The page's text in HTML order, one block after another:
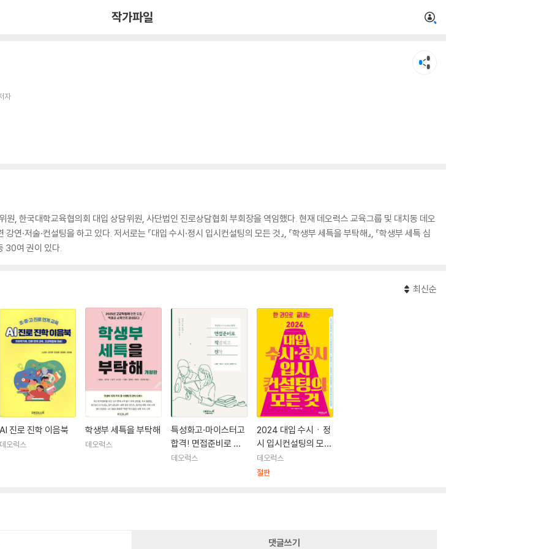
작가파일
자
원, 한국대학교육협의회 대입 상담위원, 사단법인 진로상담협회 부회장을 역임했다. 현재 데오럭스 교육그룹 및 대치동 데오
·저술·컨설팅을 하고 있다. 저서로는 『대입 수시·정시 입시컨설팅의 모든 것』, 『학생부 세특을 부탁해』, 『학생부 세특 심
30여 권이 있다.
최신순
AI 진로 진학 이음북
데오럭스
학생부 세특을 부탁해
데오럭스
특성화고·마이스터고
합격! 면접준비로 직
업계고 진학
데오럭스
2024 대입 수시ㆍ정
시 입시컨설팅의 모든
것
데오럭스
절판
댓글쓰기